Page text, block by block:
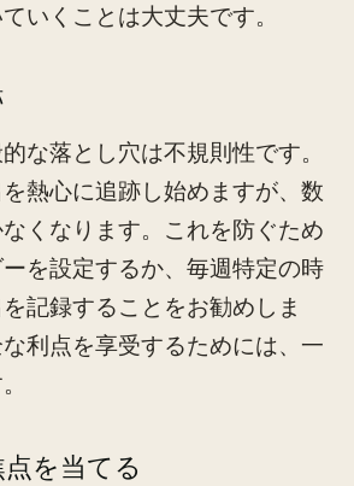
いくことは大丈夫です。
な落とし穴は不規則性です。
熱心に追跡し始めますが、数
くなります。これを防ぐため
を設定するか、毎週特定の時
記録することをお勧めしま
利点を享受するためには、一
を当てる